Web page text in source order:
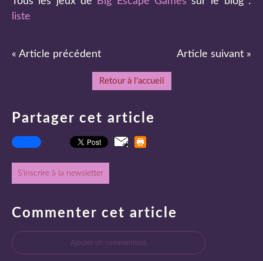
liste
« Article précédent Article suivant »
Retour à l'accueil
Partager cet article
S'inscrire à la newsletter
Commenter cet article
Ajouter un commentaire